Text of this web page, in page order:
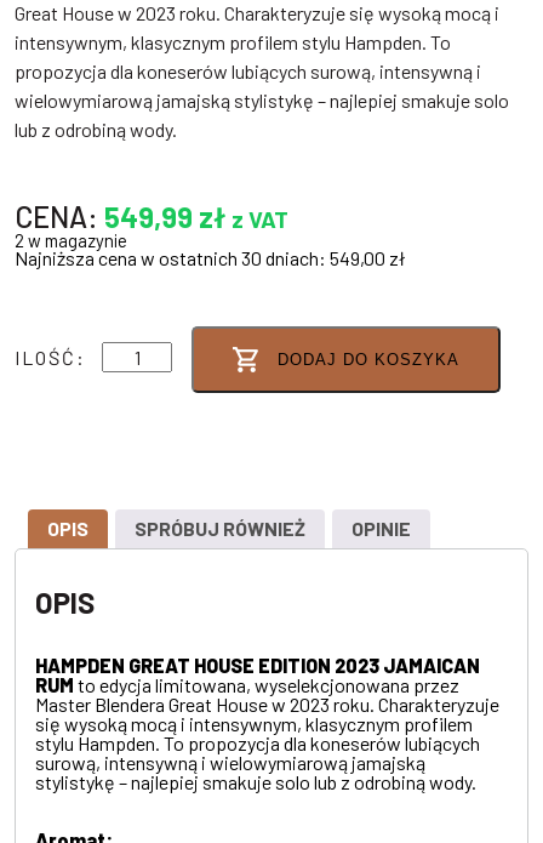
Great House w 2023 roku. Charakteryzuje się wysoką mocą i
intensywnym, klasycznym profilem stylu Hampden. To
propozycja dla koneserów lubiących surową, intensywną i
wielowymiarową jamajską stylistykę – najlepiej smakuje solo
lub z odrobiną wody.
CENA: 549,99 zł z VAT
2 w magazynie
Najniższa cena w ostatnich 30 dniach: 549,00 zł
ILOŚĆ:
ilość
HAMPDEN
57%
0,7L
DODAJ DO KOSZYKA
OPIS SPRÓBUJ RÓWNIEŻ OPINIE
OPIS
HAMPDEN GREAT HOUSE EDITION 2023 JAMAICAN
RUM to edycja limitowana, wyselekcjonowana przez
Master Blendera Great House w 2023 roku. Charakteryzuje
się wysoką mocą i intensywnym, klasycznym profilem
stylu Hampden. To propozycja dla koneserów lubiących
surową, intensywną i wielowymiarową jamajską
stylistykę – najlepiej smakuje solo lub z odrobiną wody.